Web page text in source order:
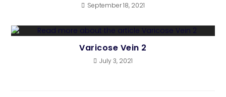
September 18, 2021
Varicose Vein 2
July 3, 2021